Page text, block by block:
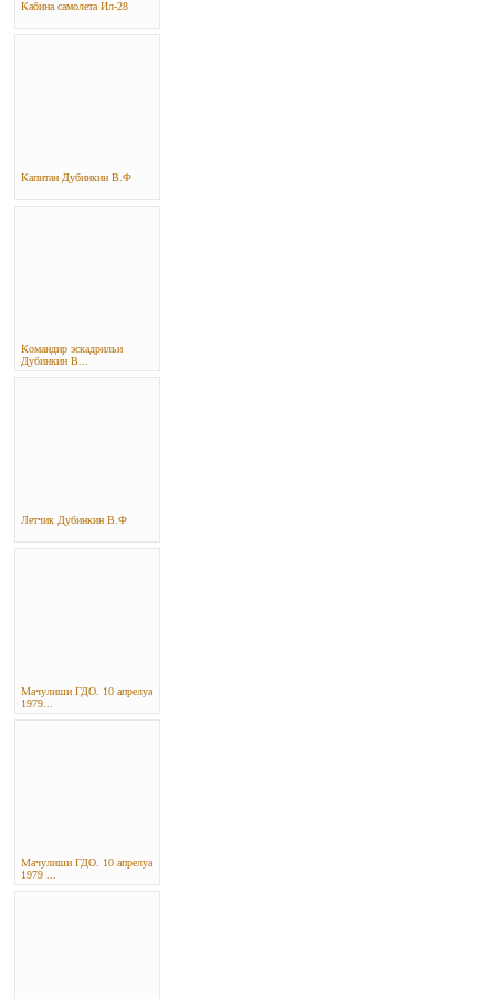
Кабина самолета Ил-28
Капитан Дубинкин В.Ф
Командир эскадрильи
Дубинкин В...
Летчик Дубинкин В.Ф
Мачулиши ГДО. 10 апрелyа
1979...
Мачулиши ГДО. 10 апрелyа
1979 ...